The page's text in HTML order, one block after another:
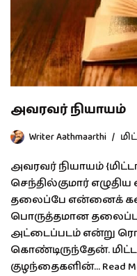
அவரவர் நியாயம்
Writer Aathmaarthi
அவரவர் நியாயம்
செந்தில்குமார் எழுதிய
தலைப்பே என்னைக்
பொருத்தமான
அட்டைப்படம் என்று
கொண்டிருந்தேன்.
குழந்தைகளின்…Read